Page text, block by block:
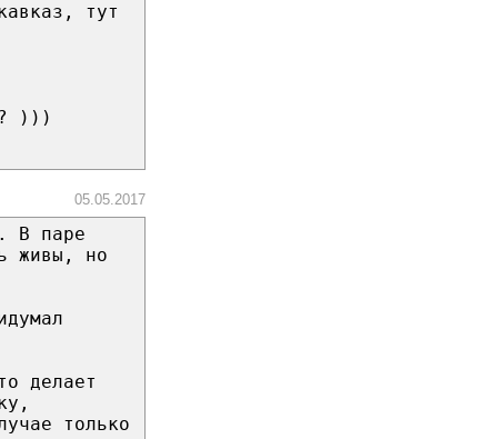
тут
)))
05.05.2017
В паре
живы, но
делает
только